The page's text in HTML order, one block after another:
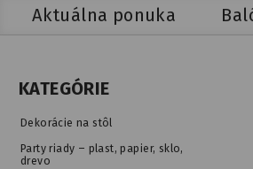
Aktuálna ponuka
KATEGÓRIE
Dekorácie na stôl
Party riady – plast, papier, sklo,
drevo